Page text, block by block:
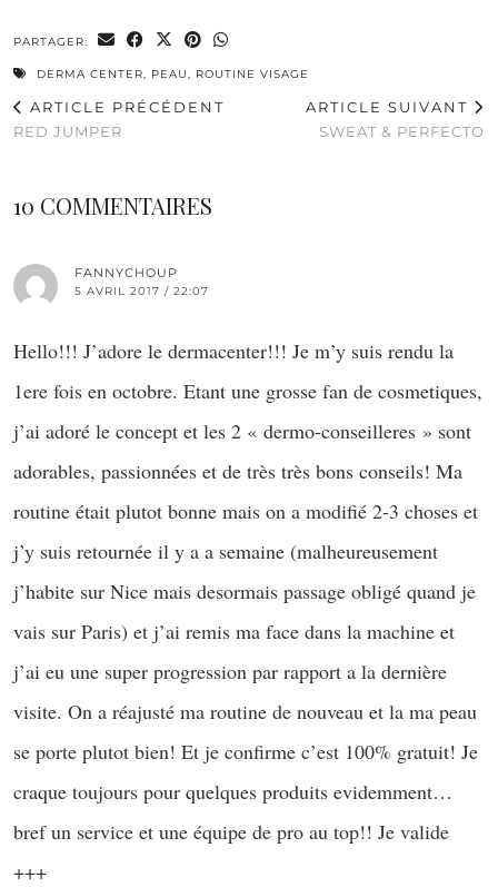
PARTAGER:
DERMA CENTER, PEAU, ROUTINE VISAGE
ARTICLE PRÉCÉDENT
RED JUMPER
ARTICLE SUIVANT
SWEAT & PERFECTO
10 COMMENTAIRES
FANNYCHOUP
5 AVRIL 2017 / 22:07
Hello!!! J’adore le dermacenter!!! Je m’y suis rendu la
1ere fois en octobre. Etant une grosse fan de cosmetiques,
j’ai adoré le concept et les 2 « dermo-conseilleres » sont
adorables, passionnées et de très très bons conseils! Ma
routine était plutot bonne mais on a modifié 2-3 choses et
j’y suis retournée il y a a semaine (malheureusement
j’habite sur Nice mais desormais passage obligé quand je
vais sur Paris) et j’ai remis ma face dans la machine et
j’ai eu une super progression par rapport a la dernière
visite. On a réajusté ma routine de nouveau et la ma peau
se porte plutot bien! Et je confirme c’est 100% gratuit! Je
craque toujours pour quelques produits evidemment…
bref un service et une équipe de pro au top!! Je valide
+++